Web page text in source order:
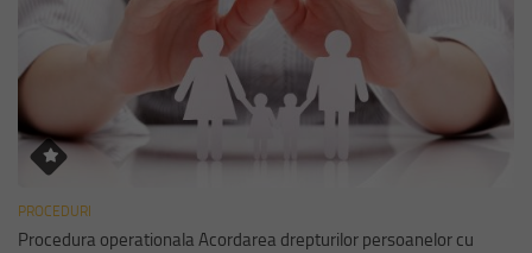
PROCEDURI
Procedura operationala Acordarea drepturilor persoanelor cu